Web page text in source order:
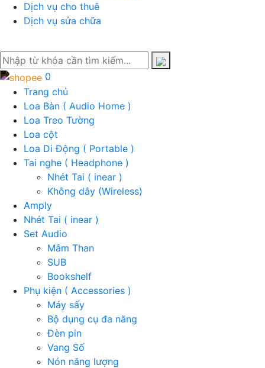
Dịch vụ cho thuê
Dịch vụ sửa chữa
0
Trang chủ
Loa Bàn ( Audio Home )
Loa Treo Tường
Loa cột
Loa Di Động ( Portable )
Tai nghe ( Headphone )
Nhét Tai ( inear )
Không dây (Wireless)
Amply
Nhét Tai ( inear )
Set Audio
Mâm Than
SUB
Bookshelf
Phụ kiện ( Accessories )
Máy sấy
Bộ dụng cụ đa năng
Đèn pin
Vang Số
Nón năng lượng